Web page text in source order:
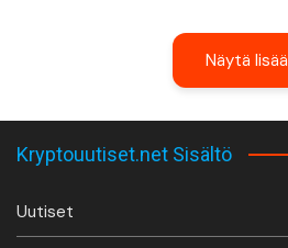
Näytä lisää
Kryptouutiset.net Sisältö
Uutiset